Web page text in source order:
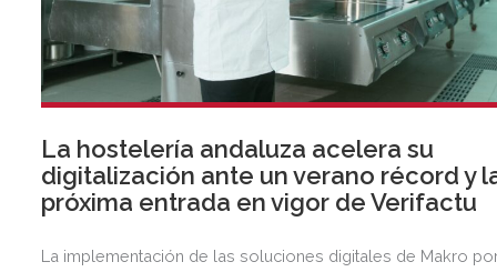
La hostelería andaluza acelera su
digitalización ante un verano récord y
próxima entrada en vigor de Verifactu
La implementación de las soluciones digitales de Makro